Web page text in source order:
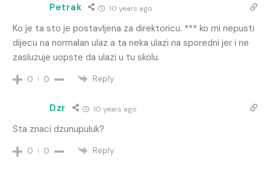
Petrak 10 years ago
Ko je ta sto je postavljena za direktoricu. *** ko mi nepusti
dijecu na normalan ulaz a ta neka ulazi na sporedni jer i ne
zasluzuje uopste da ulazi u tu skolu.
0 0 Reply
Dzr 10 years ago
Sta znaci dzunupuluk?
0 0 Reply